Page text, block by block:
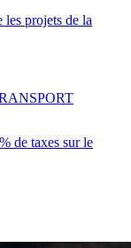
les projets de la
de taxes sur le